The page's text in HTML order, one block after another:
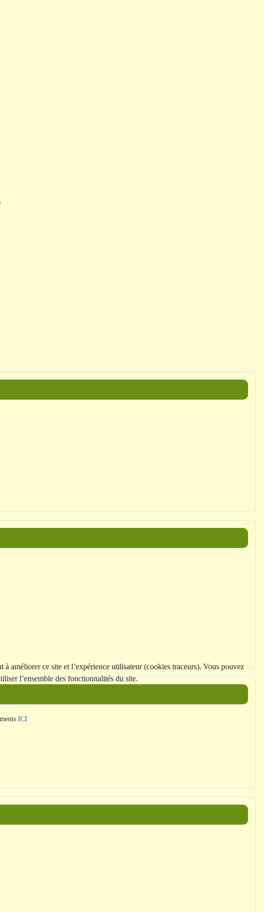
ICI
améliorer ce site et l’expérience utilisateur (cookies traceurs). Vous pouvez
l’ensemble des fonctionnalités du site.